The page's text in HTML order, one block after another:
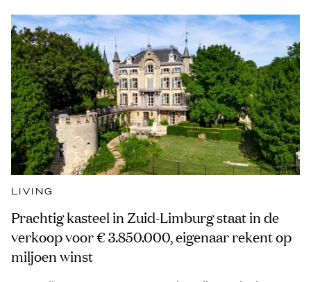
LIVING
Prachtig kasteel in Zuid-Limburg staat in de
verkoop voor € 3.850.000, eigenaar rekent op
miljoen winst